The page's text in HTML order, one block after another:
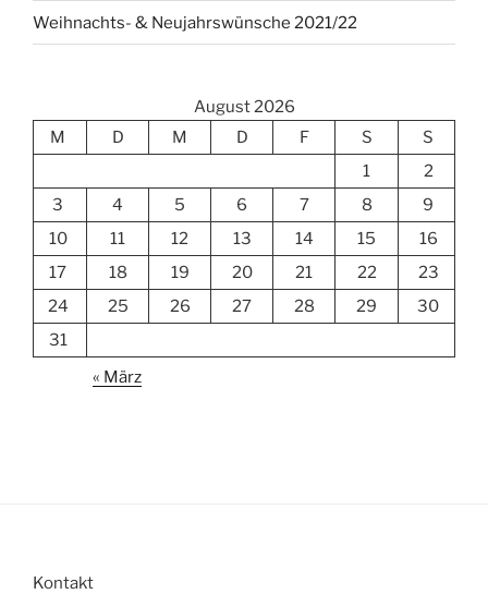
Weihnachts- & Neujahrswünsche 2021/22
August 2026
M
D M D F S
S
1
2
3
4 5 6 7 8
9
10
11 12 13 14 15
16
17
18 19 20 21 22
23
24
25 26 27 28 29
30
31
« März
Kontakt